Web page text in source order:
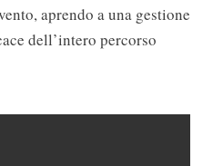
aprendo a una gestione
dell’intero percorso